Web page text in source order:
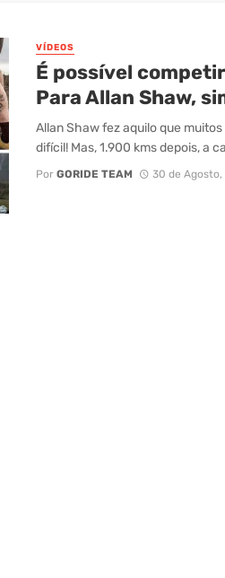
VÍDEOS
É possível
Para Allan Shaw,
Allan Shaw fez aquilo que
difícil! Mas, 1.900 kms depois, a
Por GORIDE TEAM 30 de Agosto,